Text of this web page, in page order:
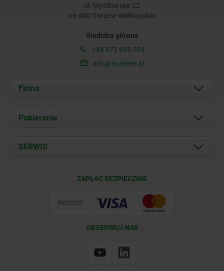
ul. Myśliborska 22
66-400 Gorzów Wielkopolski
Siedziba główna
+48 572 895 704
info@norelem.pl
Firma
O nas
Kontakt
Pobieranie
Documents
SERWIS
ZAPŁAĆ BEZPIECZNIE
OBSERWUJ NAS